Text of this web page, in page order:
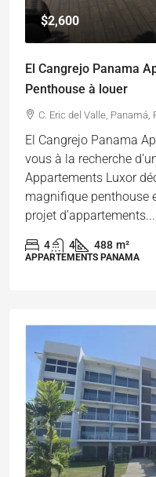
$2,600
El Cangrejo Panama
Penthouse à louer
C. Eric del Valle, Panamá,
El Cangrejo Panama
vous à la recherche
Appartements Luxor
magnifique penthouse
projet d’appartements...
4 4 488 m²
APPARTEMENTS PANAMA